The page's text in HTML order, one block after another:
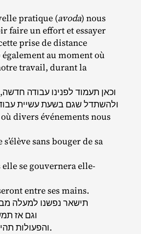
pratique (avoda) nous
faire un effort et essayer
prise de distance
au moment où
travail, durant la
וכאן תעמוד לפנינו עבודה
ולהשתדל שגם בשעת עשיית
divers événements nous
sans bouger de sa
se gouvernera elle‐​
entre ses mains.
תישאר נפשנו למעלה
וגם אז
והפעולות תהיינה נתונות בידה.